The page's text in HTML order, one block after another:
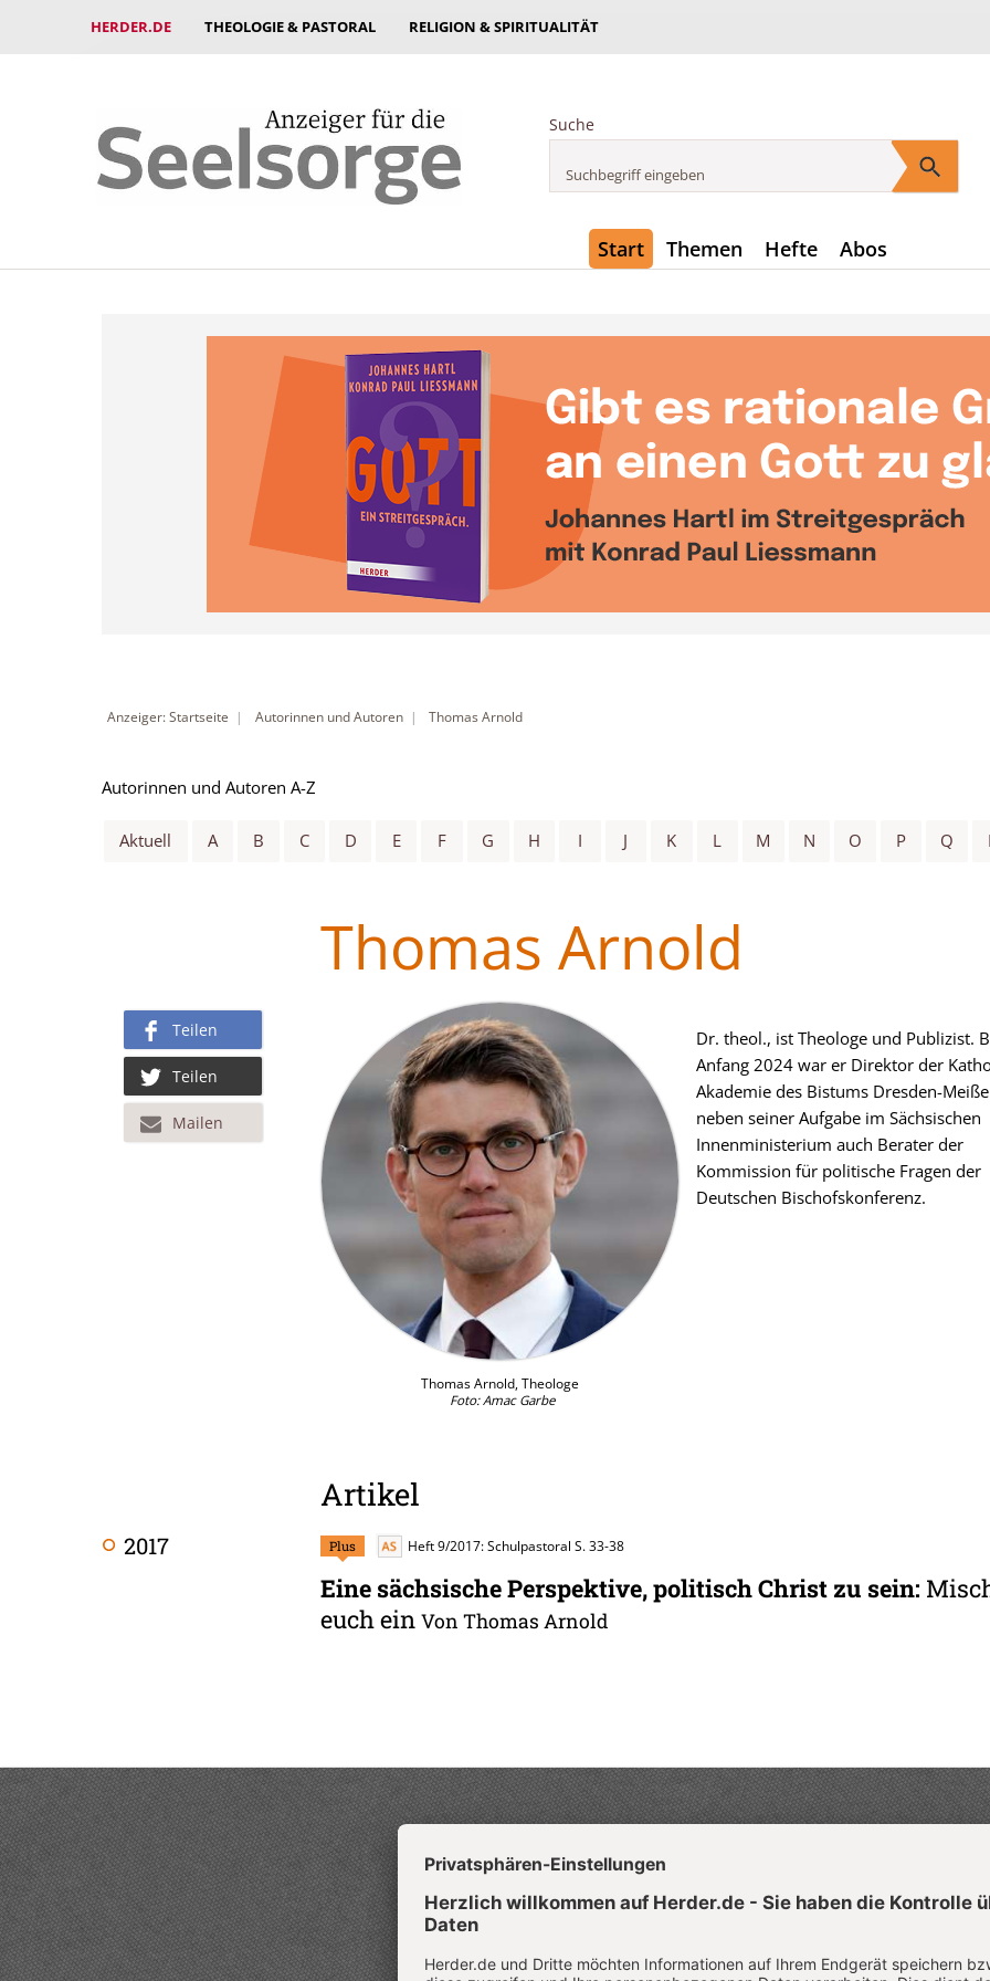
HERDER.DE THEOLOGIE & PASTORAL RELIGION & SPIRITUALITÄT
Suche
Start Themen Hefte Abos
Anzeiger: Startseite Autorinnen und Autoren Thomas Arnold
Autorinnen und Autoren A-Z
Aktuell A B C D E F G H I J K L M N O P Q
Thomas Arnold
Thomas Arnold, Theologe
Foto: Amac Garbe
Dr. theol., ist Theologe und Publizist.
Anfang 2024 war er Direktor der
Akade­mie des Bistums Dresden­-
neben seiner Aufgabe im Sächsischen
Innenministerium auch Berater der
Kommission für politische Fragen der
Deutschen Bischofskonferenz.
Teilen
Teilen
Mailen
Artikel
2017 Plus Heft 9/2017: Schulpastoral S. 33-38
Eine sächsische Perspektive, politisch Christ zu sein:
euch ein Von Thomas Arnold
Aktuelle Hefte